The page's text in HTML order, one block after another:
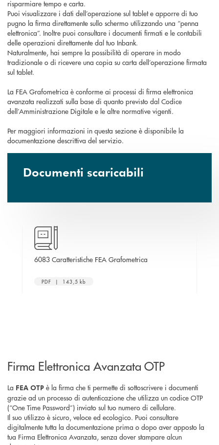
risparmiare tempo e carta.
Puoi visualizzare i dati dell’operazione sul tablet e apporre di tuo
pugno la firma direttamente sullo schermo utilizzando una “penna
elettronica”. Inoltre puoi consultare i documenti firmati e le contabili
delle operazioni direttamente dal tuo Inbank.
Naturalmente, hai sempre la possibilità di operare in modo
tradizionale o di ricevere una copia su carta dell’operazione firmata
sul tablet.
La FEA Grafometrica è conforme ai processi di firma elettronica
avanzata realizzati sulla base di quanto previsto dal Codice
dell’Amministrazione Digitale e le altre normative vigenti.
Per maggiori informazioni in questa sezione è disponibile la
documentazione descrittiva del servizio.
Documenti scaricabili
6083 Caratteristiche FEA Grafometrica
PDF | 143,5 kb
Firma Elettronica Avanzata OTP
La FEA OTP è la firma che ti permette di sottoscrivere i documenti
grazie ad un processo di autenticazione che utilizza un codice OTP
(“One Time Password”) inviato sul tuo numero di cellulare.
Il suo utilizzo è sicuro, veloce ed ecologico. Puoi consultare
digitalmente tutta la documentazione prima o dopo aver apposto la
tua Firma Elettronica Avanzata, senza dover stampare alcun